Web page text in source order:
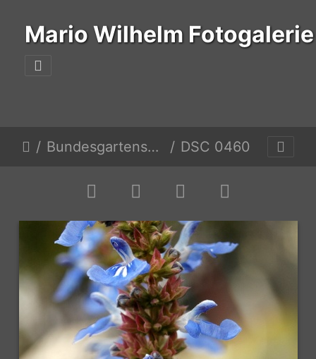
Mario Wilhelm Fotogalerie
Bundesgartenschau DSC 0460